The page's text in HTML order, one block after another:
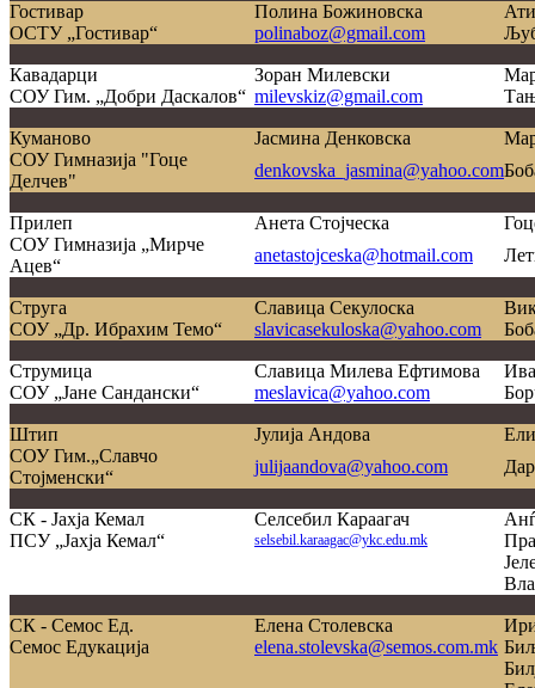
Гостивар Полина Божиновска
ОСТУ „Гостивар“
polinaboz@gmail.com
Кавадарци Зоран Милевски
СОУ Гим. „Добри Даскалов“ milevskiz@gmail.com
Куманово Јасмина Денковска
СОУ Гимназија "Гоце
Делчев"
denkovska_jasmina@yahoo.com
Прилеп Анета Стојческа
СОУ Гимназија „Мирче
Ацев“
anetastojceska@hotmail.com
Струга Славица Секулоска
СОУ „Др. Ибрахим Темо“
slavicasekuloska@yahoo.com
Струмица Славица Милева Ефтимова
СОУ „Јане Сандански“
meslavica@yahoo.com
Штип Јулија Андова
СОУ Гим.„Славчо
Стојменски“
julijaandova@yahoo.com
СК - Јахја Кемал Селсебил Караагач
ПСУ „Јахја Кемал“
selsebil.karaagac@ykc.edu.mk
СК - Семос Ед. Елена Столевска
Семос Едукација
elena.stolevska@semos.com.mk